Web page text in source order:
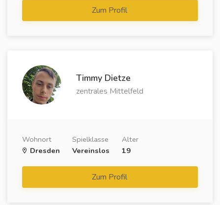
Zum Profil
Timmy Dietze
zentrales Mittelfeld
Wohnort
Dresden
Spielklasse
Vereinslos
Alter
19
Zum Profil